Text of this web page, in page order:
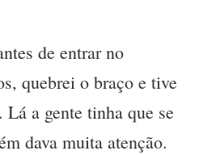
de entrar no
quebrei o braço e tive
a gente tinha que se
dava muita atenção.